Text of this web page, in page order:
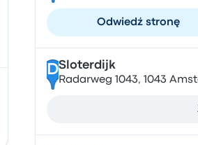
Odwiedź stronę
DSloterdijk
Radarweg 1043, 1043